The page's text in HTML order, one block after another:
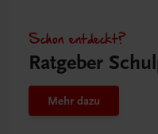
Schon entdeckt?
Ratgeber
Mehr dazu